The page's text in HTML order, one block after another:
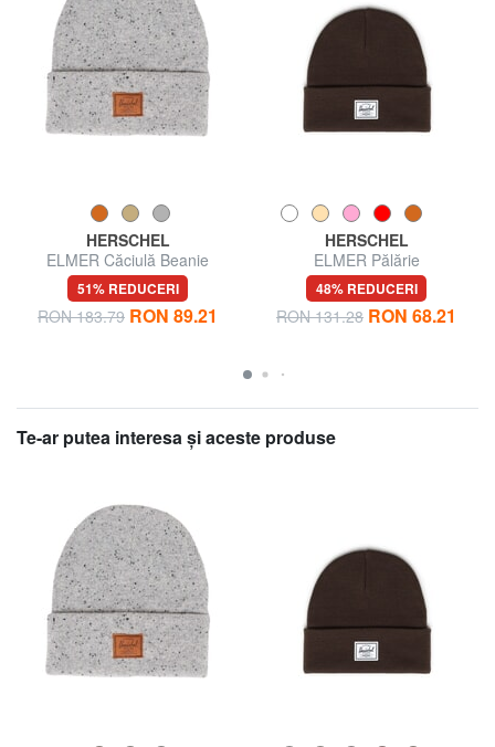
HERSCHEL
ELMER Căciulă Beanie
51% REDUCERI
RON 183.79 RON 89.21
HERSCHEL
ELMER Pălărie
48% REDUCERI
RON 131.28 RON 68.21
Te-ar putea interesa şi aceste produse